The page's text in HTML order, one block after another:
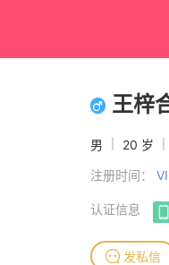
王梓
男 20 岁
注册时间：
认证信息
发私信